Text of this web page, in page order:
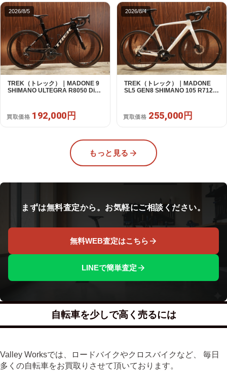
2026/8/5
TREK（トレック）｜MADONE 9
SHIMANO ULTEGRA R8050 Di2
買取価格 192,000円
2026/8/4
TREK（トレック）｜MADONE
SL5 GEN8 SHIMANO 105 R7120
買取価格 255,000円
もっと見る
まずは無料査定から。お気軽にご相談ください。
無料WEB査定はこちら
LINEで簡単査定
自転車を少しで高く売るには
Valley Worksでは、ロードバイクやクロスバイクなど、 毎日
多くの自転車をお買取りさせて頂いております。